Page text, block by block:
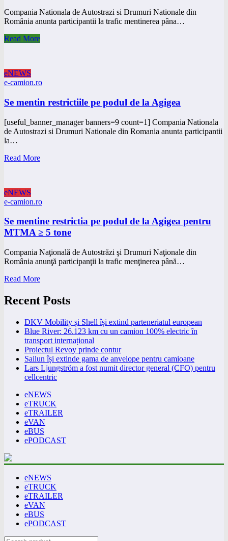
Compania Nationala de Autostrazi si Drumuri Nationale din
România anunta participantii la trafic mentinerea pâna…
Read More
eNEWS
e-camion.ro
Se mentin restrictiile pe podul de la Agigea
[useful_banner_manager banners=9 count=1] Compania Nationala
de Autostrazi si Drumuri Nationale din Romania anunta participantii
la…
Read More
eNEWS
e-camion.ro
Se mentine restrictia pe podul de la Agigea pentru
MTMA ≥ 5 tone
Compania Naţională de Autostrăzi şi Drumuri Naţionale din
România anunţă participanţii la trafic menţinerea până…
Read More
Recent Posts
DKV Mobility și Shell își extind parteneriatul european
Blue River: 26.123 km cu un camion 100% electric în
transport internațional
Proiectul Revoy prinde contur
Sailun își extinde gama de anvelope pentru camioane
Lars Ljungström a fost numit director general (CFO) pentru
cellcentric
eNEWS
eTRUCK
eTRAILER
eVAN
eBUS
ePODCAST
eNEWS
eTRUCK
eTRAILER
eVAN
eBUS
ePODCAST